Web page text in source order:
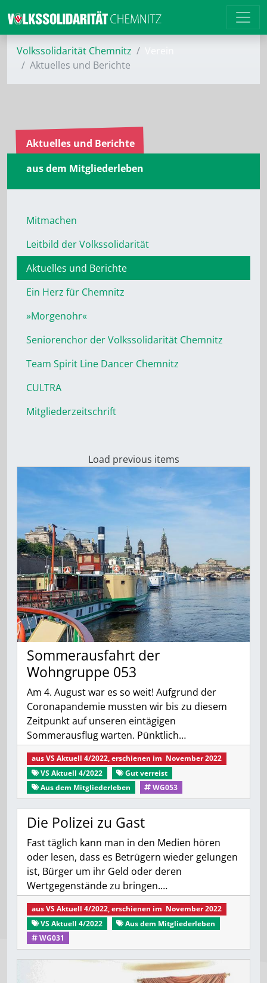
Volkssolidarität Chemnitz
Aktuelles und Berichte
Aktuelles und Berichte
aus dem Mitgliederleben
Mitmachen
Leitbild der Volkssolidarität
Aktuelles und Berichte
Ein Herz für Chemnitz
»Morgenohr«
Seniorenchor der Volkssolidarität Chemnitz
Team Spirit Line Dancer Chemnitz
CULTRA
Mitgliederzeitschrift
Load previous items
Sommerausfahrt der
Wohngruppe 053
Am 4. August war es so weit! Aufgrund der
Coronapandemie mussten wir bis zu diesem
Zeitpunkt auf unseren eintägigen
Sommerausflug warten. Pünktlich…
ausVS Aktuell 4/2022, erschienen im November 2022
VS Aktuell 4/2022
Gut verreist
Aus dem Mitgliederleben
WG053
Die Polizei zu Gast
Fast täglich kann man in den Medien hören
oder lesen, dass es Betrügern wieder gelungen
ist, Bürger um ihr Geld oder deren
Wertgegenstände zu bringen.…
ausVS Aktuell 4/2022, erschienen im November 2022
VS Aktuell 4/2022
Aus dem Mitgliederleben
WG031